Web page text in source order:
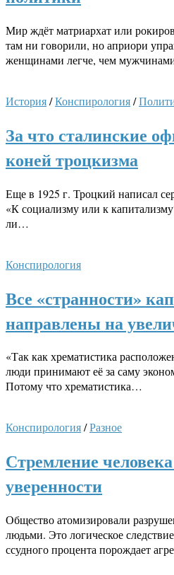
Мир ждёт матриархат или
там ни говорили, но априори
женщинами легче, чем
История/Конспирология/
За что сталинские
коней троцкизма
Еще в 1925 г. Троцкий написал
«К социализму или к
ли…
Конспирология
Все «странности»
направлены на
«Так как хрематистика
люди принимают её за саму
Потому что хрематистика…
Конспирология/Разное
Стремление
уверенности
Общество атомизировали
людьми. Это логическое
ссудного процента порождает